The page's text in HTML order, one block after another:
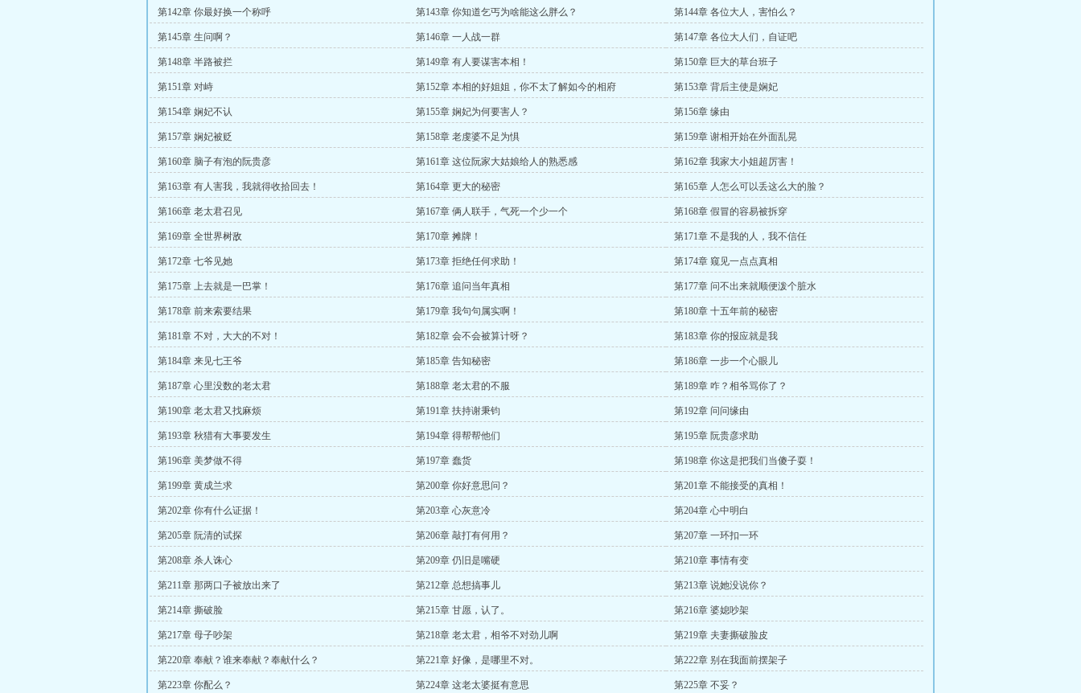
第142章 你最好换一个称呼 第143章 你知道乞丐为啥能这么胖么？ 第144章 各位大人，害怕么？
第145章 生问啊？ 第146章 一人战一群 第147章 各位大人们，自证吧
第148章 半路被拦 第149章 有人要谋害本相！ 第150章 巨大的草台班子
第151章 对峙 第152章 本相的好姐姐，你不太了解如今的相府 第153章 背后主使是娴妃
第154章 娴妃不认 第155章 娴妃为何要害人？ 第156章 缘由
第157章 娴妃被贬 第158章 老虔婆不足为惧 第159章 谢相开始在外面乱晃
第160章 脑子有泡的阮贵彦 第161章 这位阮家大姑娘给人的熟悉感 第162章 我家大小姐超厉害！
第163章 有人害我，我就得收拾回去！ 第164章 更大的秘密 第165章 人怎么可以丢这么大的脸？
第166章 老太君召见 第167章 俩人联手，气死一个少一个 第168章 假冒的容易被拆穿
第169章 全世界树敌 第170章 摊牌！ 第171章 不是我的人，我不信任
第172章 七爷见她 第173章 拒绝任何求助！ 第174章 窥见一点点真相
第175章 上去就是一巴掌！ 第176章 追问当年真相 第177章 问不出来就顺便泼个脏水
第178章 前来索要结果 第179章 我句句属实啊！ 第180章 十五年前的秘密
第181章 不对，大大的不对！ 第182章 会不会被算计呀？ 第183章 你的报应就是我
第184章 来见七王爷 第185章 告知秘密 第186章 一步一个心眼儿
第187章 心里没数的老太君 第188章 老太君的不服 第189章 咋？相爷骂你了？
第190章 老太君又找麻烦 第191章 扶持谢秉钧 第192章 问问缘由
第193章 秋猎有大事要发生 第194章 得帮帮他们 第195章 阮贵彦求助
第196章 美梦做不得 第197章 蠢货 第198章 你这是把我们当傻子耍！
第199章 黄成兰求 第200章 你好意思问？ 第201章 不能接受的真相！
第202章 你有什么证据！ 第203章 心灰意冷 第204章 心中明白
第205章 阮清的试探 第206章 敲打有何用？ 第207章 一环扣一环
第208章 杀人诛心 第209章 仍旧是嘴硬 第210章 事情有变
第211章 那两口子被放出来了 第212章 总想搞事儿 第213章 说她没说你？
第214章 撕破脸 第215章 甘愿，认了。 第216章 婆媳吵架
第217章 母子吵架 第218章 老太君，相爷不对劲儿啊 第219章 夫妻撕破脸皮
第220章 奉献？谁来奉献？奉献什么？ 第221章 好像，是哪里不对。 第222章 别在我面前摆架子
第223章 你配么？ 第224章 这老太婆挺有意思 第225章 不妥？